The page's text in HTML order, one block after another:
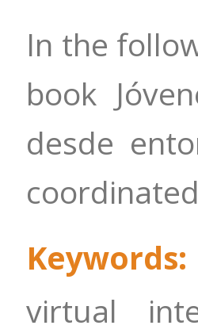
In the
book
desde
Keywords:
virtual